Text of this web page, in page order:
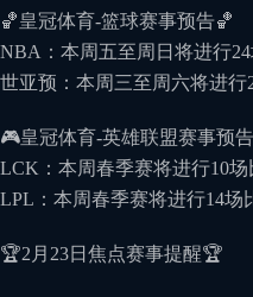
🏀皇冠体育-篮球赛事预告🏀
NBA：本周五至周日将进行
世亚预：本周三至周六将进行
🎮皇冠体育-英雄联盟赛事预
LCK：本周春季赛将进行10场
LPL：本周春季赛将进行14场
🏆2月23日焦点赛事提醒🏆